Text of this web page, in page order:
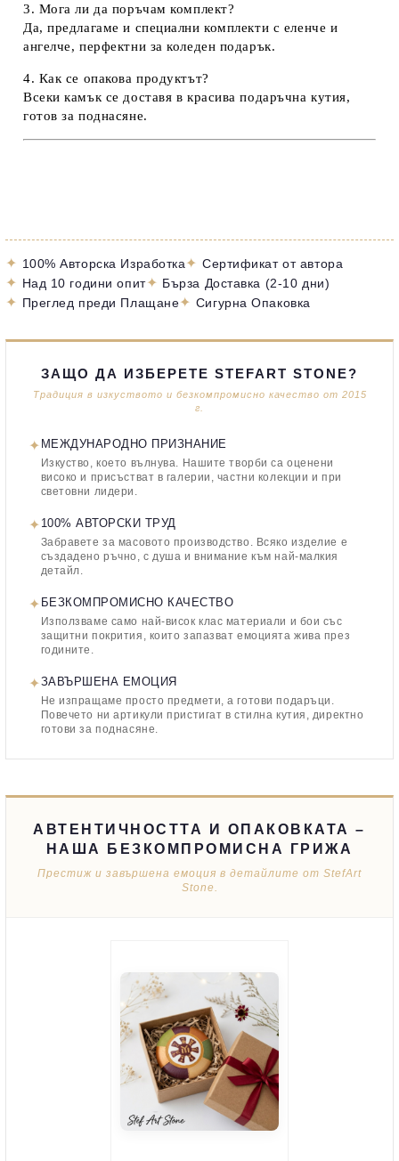
3. Мога ли да поръчам комплект?
Да, предлагаме и специалникомплекти с еленче и
ангелче, перфектни за коледен подарък.
4. Как се опакова продуктът?
Всеки камък се доставя в красива подаръчна кутия,
готов за поднасяне.
✦ 100% Авторска Изработка✦ Сертификат от автора
✦ Над 10 години опит✦ Бърза Доставка (2-10 дни)
✦ Преглед преди Плащане✦ Сигурна Опаковка
ЗАЩО ДА ИЗБЕРЕТЕ STEFART STONE?
Традиция в изкуството и безкомпромисно качество от 2015
г.
✦ МЕЖДУНАРОДНО ПРИЗНАНИЕ
Изкуство, което вълнува. Нашите творби са оценени
високо и присъстват в галерии, частни колекции и при
световни лидери.
✦ 100% АВТОРСКИ ТРУД
Забравете за масовото производство. Всяко изделие е
създадено ръчно, с душа и внимание към най-малкия
детайл.
✦ БЕЗКОМПРОМИСНО КАЧЕСТВО
Използваме само най-висок клас материали и бои със
защитни покрития, които запазват емоцията жива през
годините.
✦ЗАВЪРШЕНА ЕМОЦИЯ
Не изпращаме просто предмети, а готови подаръци.
Повечето ни артикули пристигат в стилна кутия, директно
готови за поднасяне.
АВТЕНТИЧНОСТТА И ОПАКОВКАТА –
НАША БЕЗКОМПРОМИСНА ГРИЖА
Престиж и завършена емоция в детайлите от StefArt
Stone.